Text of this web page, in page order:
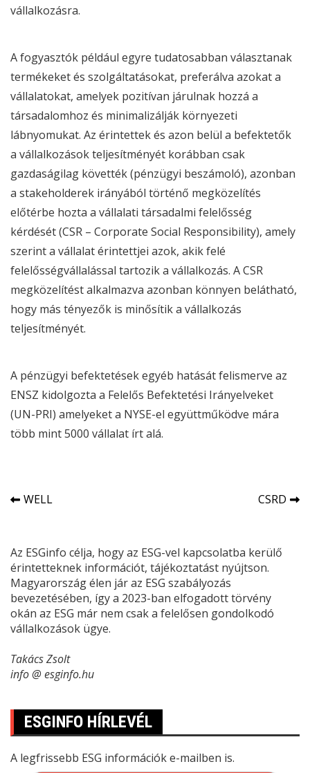
vállalkozásra.
A fogyasztók például egyre tudatosabban választanak
termékeket és szolgáltatásokat, preferálva azokat a
vállalatokat, amelyek pozitívan járulnak hozzá a
társadalomhoz és minimalizálják környezeti
lábnyomukat. Az érintettekés azon belül a befektetők
a vállalkozások teljesítményét korábban csak
gazdaságilag követték (pénzügyi beszámoló), azonban
a stakeholderek irányából történő megközelítés
előtérbe hozta a vállalati társadalmi felelősség
kérdését (CSR – Corporate Social Responsibility), amely
szerint a vállalat érintettjei azok, akik felé
felelősségvállalással tartozik a vállalkozás. ACSR
megközelítést alkalmazva azonban könnyen belátható,
hogy más tényezők is minősítik a vállalkozás
teljesítményét.
A pénzügyi befektetések egyéb hatását felismerve az
ENSZ kidolgozta a Felelős Befektetési Irányelveket
(UN-PRI) amelyeket a NYSE-el együttműködve mára
több mint 5000 vállalat írt alá.
Bejegyzés
WELL CSRD
Az ESGinfo célja, hogy az ESG-vel kapcsolatba kerülő
érintetteknek információt, tájékoztatást nyújtson.
Magyarország élen jár az ESG szabályozás
bevezetésében, így a 2023-ban elfogadott törvény
okán az ESG már nem csak a felelősen gondolkodó
vállalkozások ügye.
Takács Zsolt
info @ esginfo.hu
ESGINFO HÍRLEVÉL
A legfrissebb ESG információk e-mailben is.